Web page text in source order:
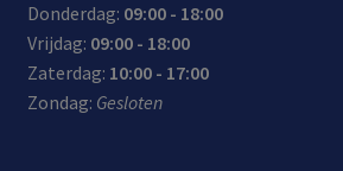
Donderdag: 09:00 - 18:00
Vrijdag: 09:00 - 18:00
Zaterdag: 10:00 - 17:00
Zondag: Gesloten